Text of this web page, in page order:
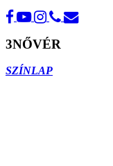
3NŐVÉR
SZÍNLAP